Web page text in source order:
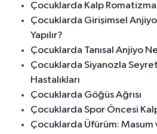
Çocuklarda Kalp
Çocuklarda Girişimsel
Yapılır?
Çocuklarda Tanısal Anjiyo
Çocuklarda Siyanozla
Hastalıkları
Çocuklarda Göğüs Ağrısı
Çocuklarda Spor Öncesi
Çocuklarda Üfürüm: